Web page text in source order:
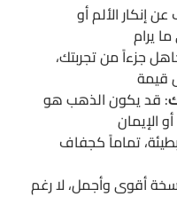
إنكار الألم أو
يرام
جزءاً من تجربتك،
قيمة
: قد يكون الذهب هو
الإيمان
تماماً كجفاف
أقوى وأجمل، لا رغم